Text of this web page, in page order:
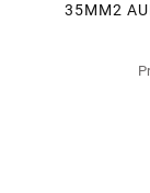
35MM2